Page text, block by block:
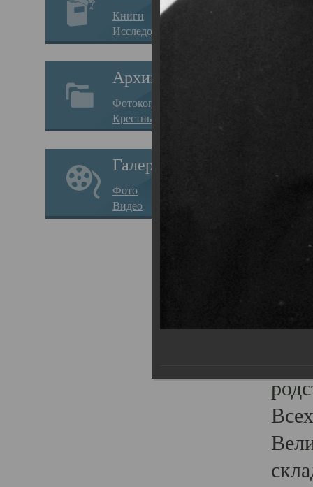
Книги
Исследования
Архив
Фотокопии дел
Крестные ходы
Галерея
Фото
Видео